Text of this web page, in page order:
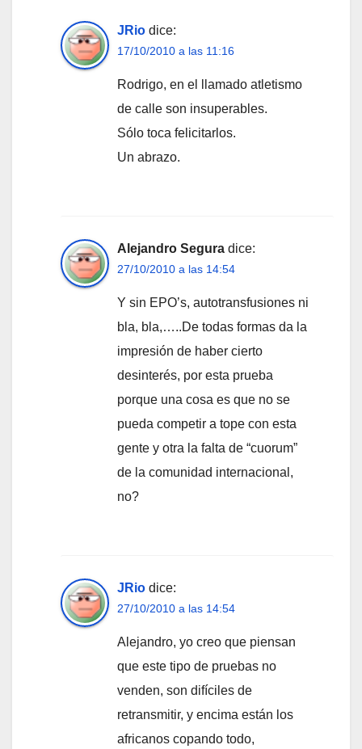
JRio dice:
17/10/2010 a las 11:16
Rodrigo, en el llamado atletismo
de calle son insuperables.
Sólo toca felicitarlos.
Un abrazo.
Alejandro Segura dice:
27/10/2010 a las 14:54
Y sin EPO’s, autotransfusiones ni
bla, bla,…..De todas formas da la
impresión de haber cierto
desinterés, por esta prueba
porque una cosa es que no se
pueda competir a tope con esta
gente y otra la falta de “cuorum”
de la comunidad internacional,
no?
JRio dice:
27/10/2010 a las 14:54
Alejandro, yo creo que piensan
que este tipo de pruebas no
venden, son difíciles de
retransmitir, y encima están los
africanos copando todo,